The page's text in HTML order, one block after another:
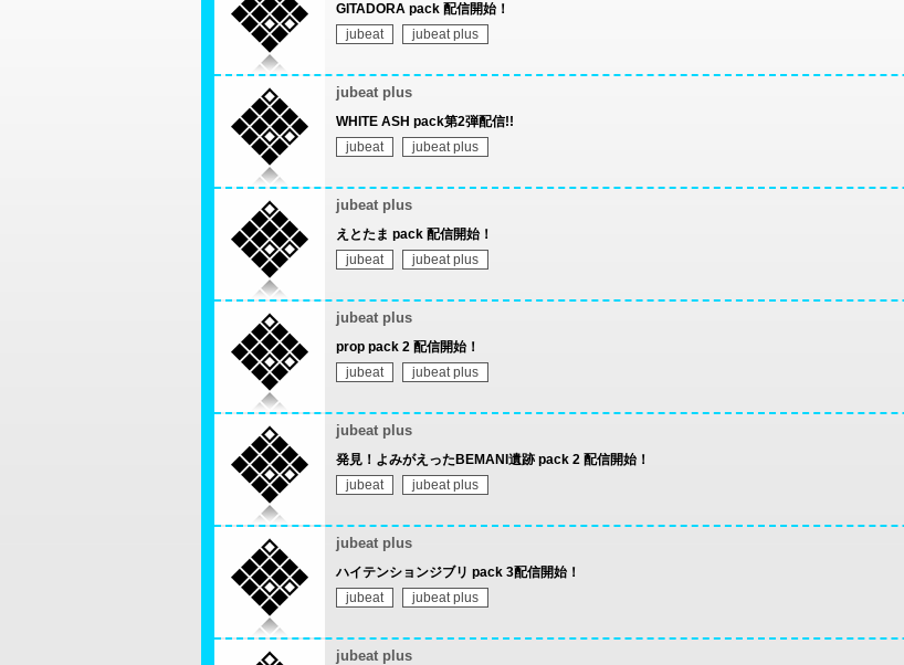
GITADORA pack 配信開始！
jubeat
jubeat plus
jubeat plus
WHITE ASH pack第2弾配信!!
jubeat
jubeat plus
jubeat plus
えとたま pack 配信開始！
jubeat
jubeat plus
jubeat plus
prop pack 2 配信開始！
jubeat
jubeat plus
jubeat plus
発見！よみがえったBEMANI遺跡 pack 2 配信開始！
jubeat
jubeat plus
jubeat plus
ハイテンションジブリ pack 3配信開始！
jubeat
jubeat plus
jubeat plus